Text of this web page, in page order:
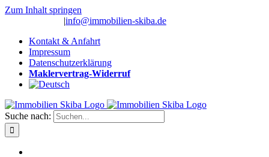
Zum Inhalt springen
|info@immobilien-skiba.de
Kontakt & Anfahrt
Impressum
Datenschutzerklärung
Maklervertrag-Widerruf
Suche nach: